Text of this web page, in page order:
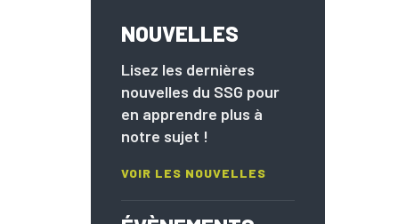
NOUVELLES
Lisez les dernières
nouvelles du SSG pour
en apprendre plus à
notre sujet !
VOIR LES NOUVELLES